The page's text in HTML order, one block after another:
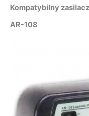
Kompatybilny
AR-108